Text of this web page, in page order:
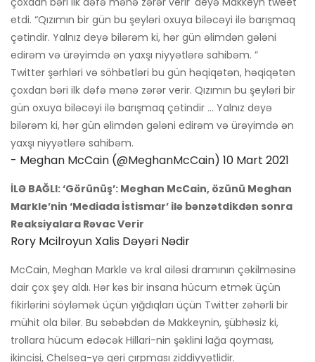
etdi. “Qızımın bir gün bu şeyləri oxuya biləcəyi ilə barışmaq
çətindir. Yalnız deyə bilərəm ki, hər gün əlimdən gələni
edirəm və ürəyimdə ən yaxşı niyyətlərə sahibəm. ”
Twitter şərhləri və söhbətləri bu gün həqiqətən, həqiqətən
çoxdan bəri ilk dəfə mənə zərər verir. Qızımın bu şeyləri bir
gün oxuya biləcəyi ilə barışmaq çətindir ... Yalnız deyə
bilərəm ki, hər gün əlimdən gələni edirəm və ürəyimdə ən
yaxşı niyyətlərə sahibəm.
- Meghan McCain (@MeghanMcCain) 10 Mart 2021
İLƏ BAĞLI: ‘Görünüş’: Meghan McCain, özünü Meghan
Markle’nin ‘Mediada İstismar’ ilə bənzətdikdən sonra
Reaksiyalara Rəvac Verir
Rory Mcilroyun Xalis Dəyəri Nədir
McCain, Meghan Markle və kral ailəsi dramının çəkilməsinə
dair çox şey aldı. Hər kəs bir insana hücum etmək üçün
fikirlərini söyləmək üçün yığdıqları üçün Twitter zəhərli bir
mühit ola bilər. Bu səbəbdən də Makkeynin, şübhəsiz ki,
trollara hücum edəcək Hillari-nin şəklini lağa qoyması,
ikincisi, Chelsea-yə geri çırpması ziddiyyətlidir.